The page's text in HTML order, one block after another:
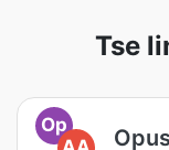
Tse
Op